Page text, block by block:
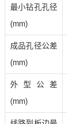
最小钻孔孔径
(mm)
成品孔径公差
(mm)
外型公差
(mm)